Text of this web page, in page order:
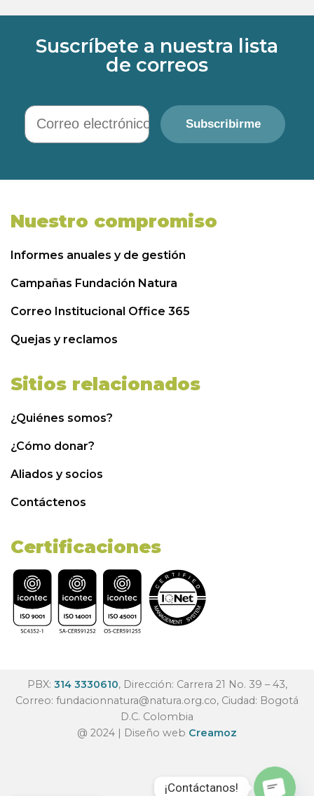
Suscríbete a nuestra lista
de correos
Correo electrónico
Subscribirme
Nuestro compromiso
Informes anuales y de gestión
Campañas Fundación Natura
Correo Institucional Office 365
Quejas y reclamos
Sitios relacionados
¿Quiénes somos?
¿Cómo donar?
Aliados y socios
Contáctenos
Certificaciones
PBX: 314 3330610, Dirección: Carrera 21 No. 39 – 43,
Correo: fundacionnatura@natura.org.co, Ciudad: Bogotá
D.C. Colombia
@ 2024 | Diseño web Creamoz
¡Contáctanos!